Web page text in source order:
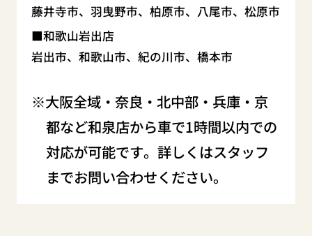
藤井寺市、羽曳野市、柏原市、八尾市、松原市
和歌山岩出店
岩出市、和歌山市、紀の川市、橋本市
大阪全域・奈良・北中部・兵庫・京
都など和泉店から車で1時間以内での
対応が可能です。詳しくはスタッフ
までお問い合わせください。